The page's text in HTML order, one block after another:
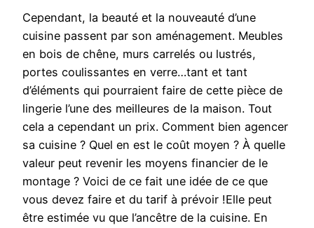
Cependant, la beauté et la nouveauté d’une
cuisine passent par son aménagement. Meubles
en bois de chêne, murs carrelés ou lustrés,
portes coulissantes en verre…tant et tant
d’éléments qui pourraient faire de cette pièce de
lingerie l’une des meilleures de la maison. Tout
cela a cependant un prix. Comment bien agencer
sa cuisine ? Quel en est le coût moyen ? À quelle
valeur peut revenir les moyens financier de le
montage ? Voici de ce fait une idée de ce que
vous devez faire et du tarif à prévoir !Elle peut
être estimée vu que l’ancêtre de la cuisine. En